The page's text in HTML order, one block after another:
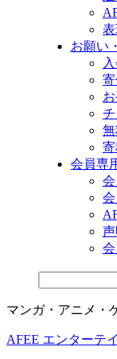
お願い
会員専
マンガ・アニメ・
AFEE エンターテ